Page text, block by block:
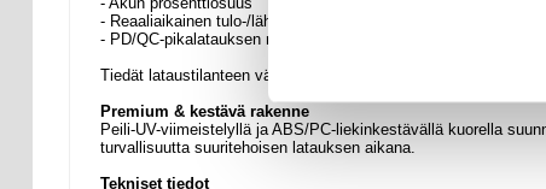
- Reaaliaikainen tulo-/lähtöteho
- PD/QC-pikalatauksen merkkivalot (vihreä LED)
Tiedät lataustilanteen välittömästi yhdellä silmäyksellä.
Premium & kestävä rakenne
Peili-UV-viimeistelyllä ja ABS/PC-liekinkestävällä kuorella
turvallisuutta suuritehoisen latauksen aikana.
Tekniset tiedot